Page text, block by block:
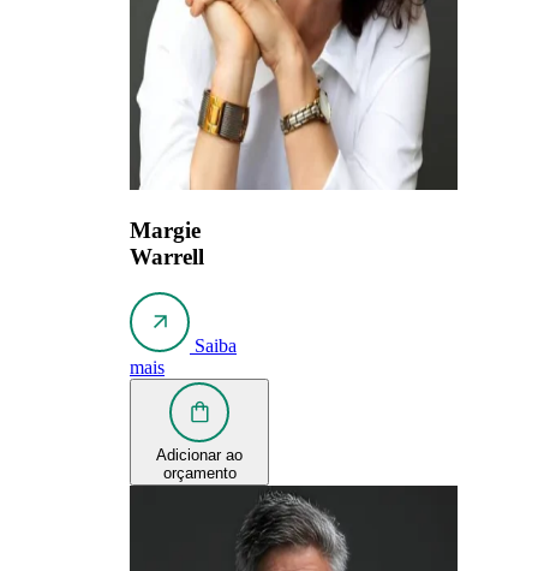
Margie
Warrell
Saiba
mais
Adicionar ao
orçamento